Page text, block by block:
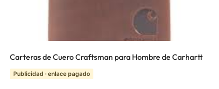
Carteras de Cuero Craftsman para Hombre de Carhartt
Publicidad · enlace pagado